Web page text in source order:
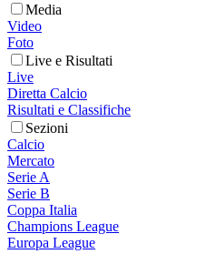
Media
Video
Foto
Live e Risultati
Live
Diretta Calcio
Risultati e Classifiche
Sezioni
Calcio
Mercato
Serie A
Serie B
Coppa Italia
Champions League
Europa League